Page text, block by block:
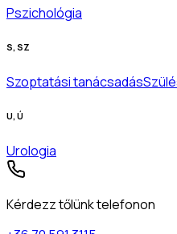
Pszichológia
S, SZ
Szoptatási tanácsadás
U, Ú
Urologia
Kérdezz tőlünk telefonon